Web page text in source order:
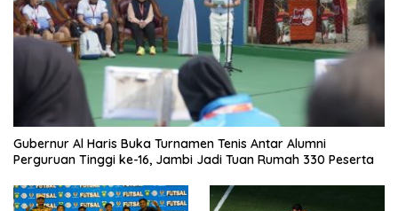
Gubernur Al Haris Buka Turnamen Tenis Antar Alumni
Perguruan Tinggi ke-16, Jambi Jadi Tuan Rumah 330 Peserta